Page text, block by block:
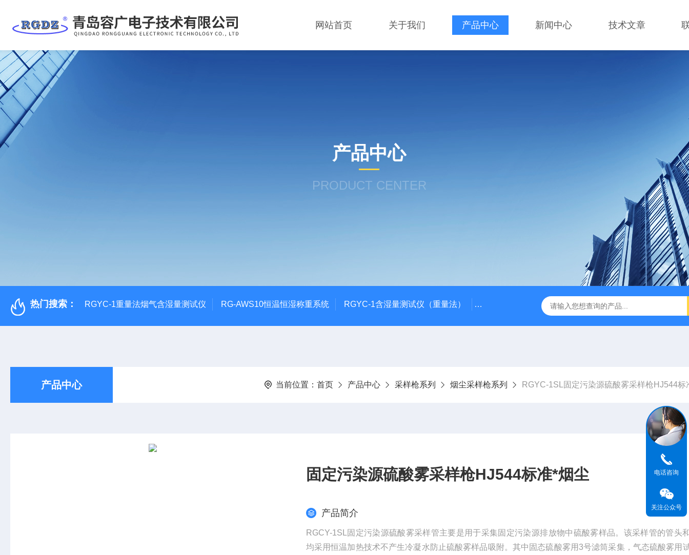
网站首页 关于我们 产品中心 新闻中心 技术文章
产品中心
PRODUCT CENTER
热门搜索： RGYC-1重量法烟气含湿量测试仪 RG-AWS10恒温恒湿称重系统 RGYC-1含湿量测试仪（重量法） RG-AWS12低浓度采样头称重系统 RGK-300容广便
产品中心 当前位置： 首页 产品中心 采样枪系列 烟尘采样枪系列 RGYC-1SL固定污染源硫酸雾采样枪HJ544标
固定污染源硫酸雾采样枪HJ544标准*烟尘
产品简介
RGCY-1SL固定污染源硫酸雾采样管主要是用于采集固定污染源排放物中硫酸雾样品。该采样管的管头
均采用恒温加热技术不产生冷凝水防止硫酸雾样品吸附。其中固态硫酸雾用3号滤筒采集，气态硫酸雾用
电话咨询
关注公众号